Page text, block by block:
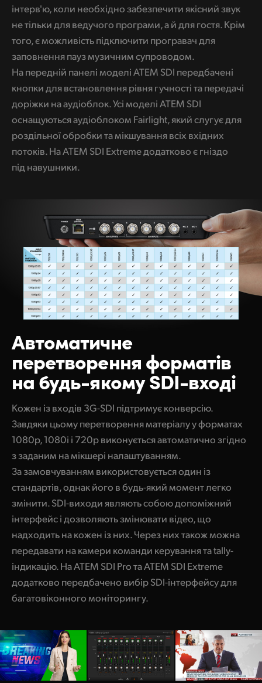
інтерв'ю, коли необхідно забезпечити якісний звук
не тільки для ведучого програми, а й для гостя. Крім
того, є можливість підключити програвач для
заповнення пауз музичним супроводом.
На передній панелі моделі ATEM SDI передбачені
кнопки для встановлення рівня гучності та передачі
доріжки на аудіоблок. Усі моделі ATEM SDI
оснащуються аудіоблоком Fairlight, який слугує для
роздільної обробки та мікшування всіх вхідних
потоків. На ATEM SDI Extreme додатково є гніздо
під навушники.
Автоматичне
перетворенняформатів
на будь-якому SDI-вході
Кожен із входів 3G-SDI підтримує конверсію.
Завдяки цьому перетворення матеріалу у форматах
1080p, 1080i і 720p виконується автоматично згідно
з заданим на мікшері налаштуванням.
За замовчуванням використовується один із
стандартів, однак його в будь-який момент легко
змінити. SDI-виходи являють собою допоміжний
інтерфейс і дозволяють змінювати відео, що
надходить на кожен із них. Через них також можна
передавати на камери команди керування та tally-
індикацію. На ATEM SDI Pro та ATEM SDI Extreme
додатково передбачено вибір SDI-інтерфейсу для
багатовіконного моніторингу.